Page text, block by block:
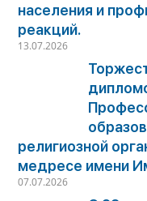
населения и
реакций.
13.07.2026
религиозной
медресе имени
07.07.2026